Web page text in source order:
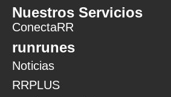
Nuestros Servicios
ConectaRR
runrunes
Noticias
RRPLUS